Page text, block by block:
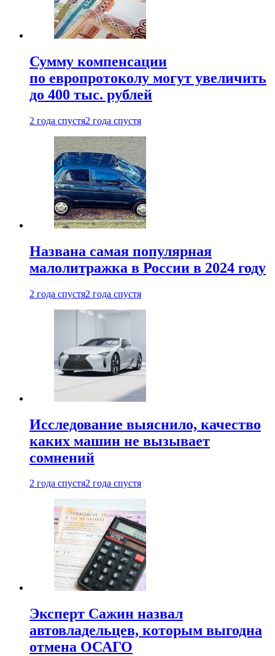
Сумму компенсации
по европротоколу могут увеличить
до 400 тыс. рублей
2 года спустя2 года спустя
Названа самая популярная
малолитражка в России в 2024 году
2 года спустя2 года спустя
Исследование выяснило, качество
каких машин не вызывает
сомнений
2 года спустя2 года спустя
Эксперт Сажин назвал
автовладельцев, которым выгодна
отмена ОСАГО